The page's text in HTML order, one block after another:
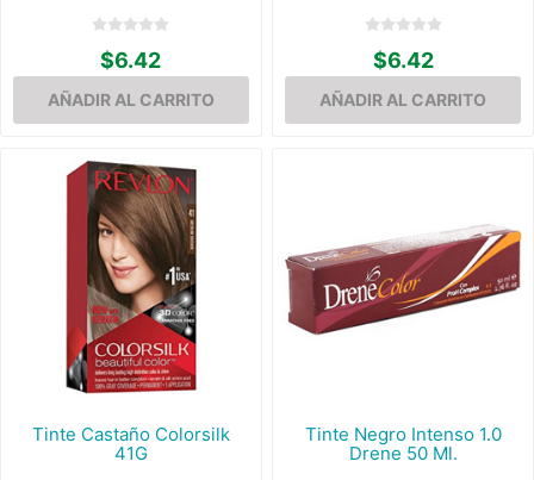
$6.42 $6.42
Tinte Castaño Colorsilk
41G
Tinte Negro Intenso 1.0
Drene 50 Ml.